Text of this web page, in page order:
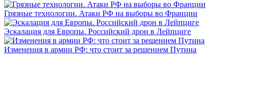
Грязные технологии. Атаки РФ на выборы во Франции
Эскалация для Европы. Российский дрон в Лейпциге
Изменения в армии РФ: что стоит за решением Путина